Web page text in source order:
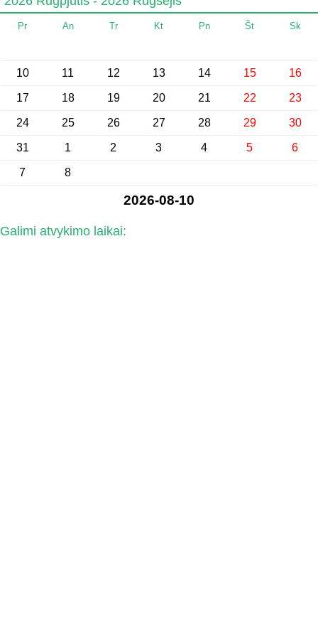
Pr An Tr Kt Pn Št Sk
10 11 12 13 14 15 16
17 18 19 20 21 22 23
24 25 26 27 28 29 30
31 1 2 3 4 5 6
7 8
2026-08-10
Galimi atvykimo laikai: